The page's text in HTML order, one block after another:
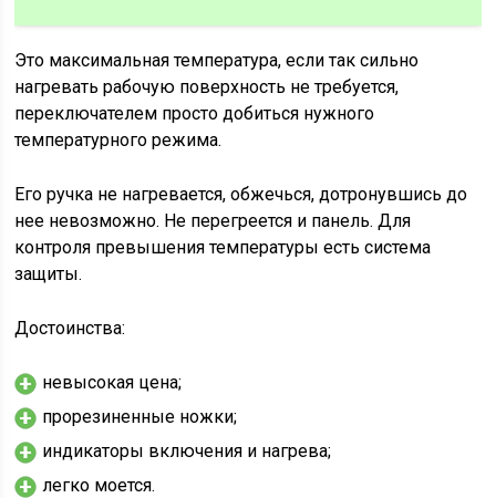
Это максимальная температура, если так сильно
нагревать рабочую поверхность не требуется,
переключателем просто добиться нужного
температурного режима.
Его ручка не нагревается, обжечься, дотронувшись до
нее невозможно. Не перегреется и панель. Для
контроля превышения температуры есть система
защиты.
Достоинства:
невысокая цена;
прорезиненные ножки;
индикаторы включения и нагрева;
легко моется.